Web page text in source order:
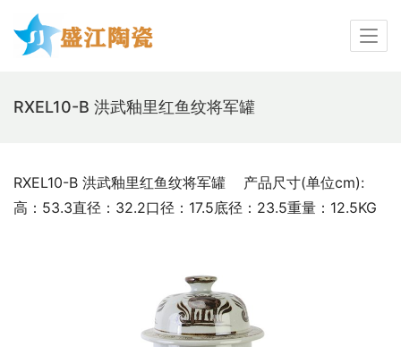
RXEL10-B 洪武釉里红鱼纹将军罐
RXEL10-B 洪武釉里红鱼纹将军罐    产品尺寸(单位cm):
高：53.3直径：32.2口径：17.5底径：23.5重量：12.5KG